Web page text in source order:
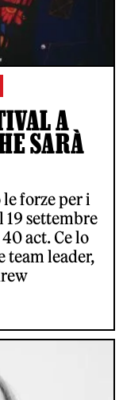
A
SARÀ
forze per i
settembre
act. Ce lo
team leader,